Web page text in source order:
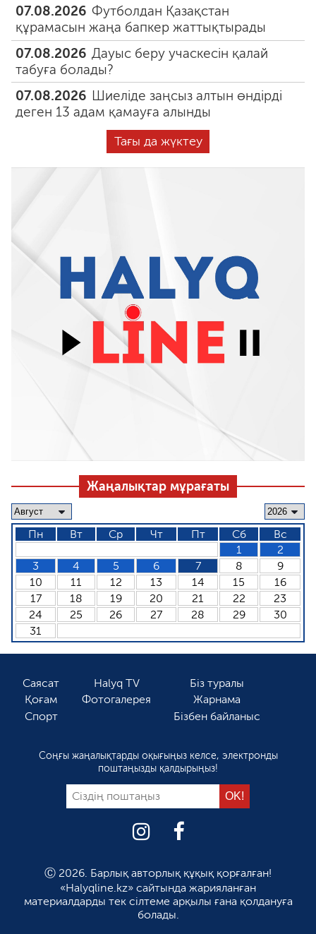
07.08.2026 Футболдан Қазақстан
құрамасын жаңа бапкер жаттықтырады
07.08.2026 Дауыс беру учаскесін қалай
табуға болады?
07.08.2026 Шиеліде заңсыз алтын өндірді
деген 13 адам қамауға алынды
Тағы да жүктеу
Жаңалықтар мұрағаты
Пн Вт Ср Чт Пт Сб
Вс
1
2
3
4 5 6 7 8
9
10
11 12 13 14 15
16
17
18 19 20 21 22
23
24
25 26 27 28 29
30
31
Саясат
Қоғам
Спорт
Halyq TV
Фотогалерея
Біз туралы
Жарнама
Бізбен байланыс
Соңғы жаңалықтарды оқығыңыз келсе, электронды
поштаңызды қалдырыңыз!
Ⓒ 2026. Барлық авторлық құқық қорғалған!
«Halyqline.kz» сайтында жарияланған
материалдарды тек сілтеме арқылы ғана қолдануға
болады.